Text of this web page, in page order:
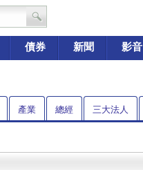
債券 新聞 影音
產業 總經 三大法人